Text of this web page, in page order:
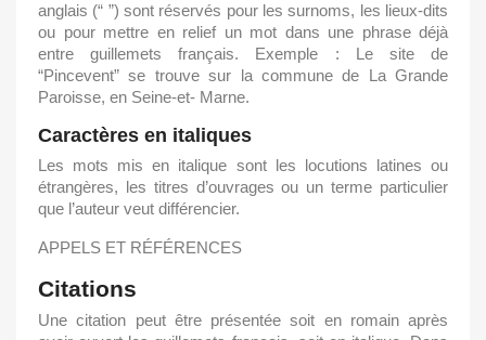
anglais (“ ”) sont réservés pour les surnoms, les lieux-dits
ou pour mettre en relief un mot dans une phrase déjà
entre guillemets français. Exemple : Le site de
“Pincevent” se trouve sur la commune de La Grande
Paroisse, en Seine-et- Marne.
Caractères en italiques
Les mots mis en italique sont les locutions latines ou
étrangères, les titres d’ouvrages ou un terme particulier
que l’auteur veut différencier.
APPELS ET RÉFÉRENCES
Citations
Une citation peut être présentée soit en romain après